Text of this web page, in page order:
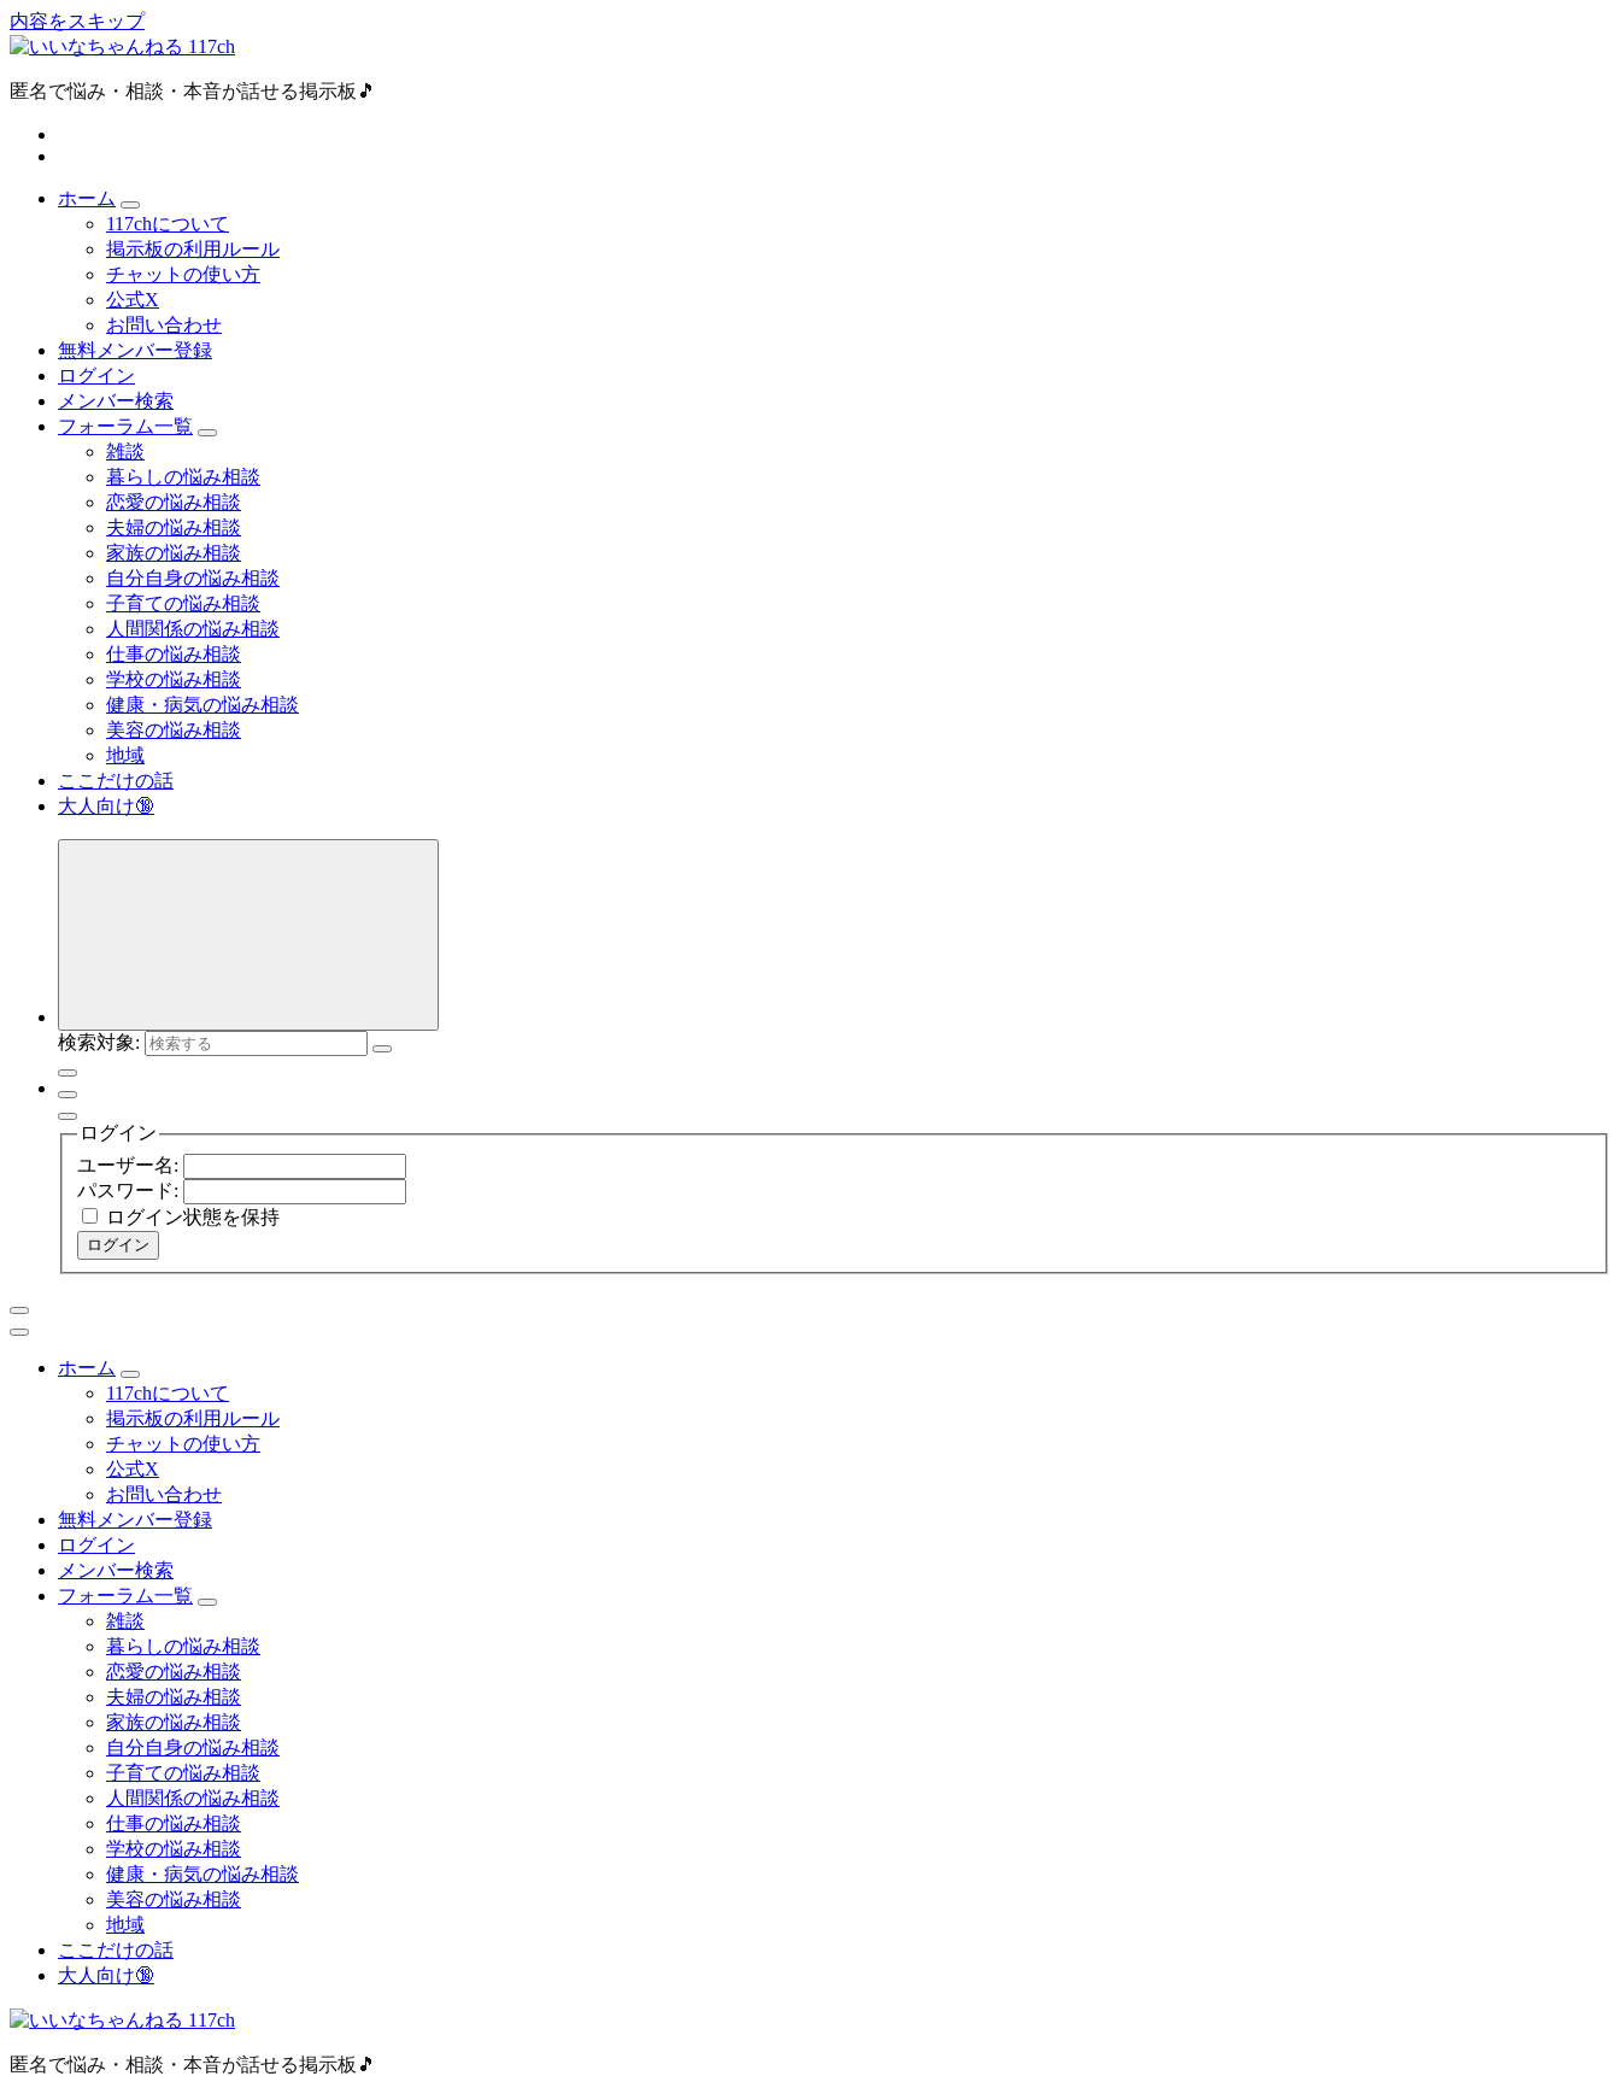
内容をスキップ
匿名で悩み・相談・本音が話せる掲示板🎵
ホーム
117chについて
掲示板の利用ルール
チャットの使い方
公式X
お問い合わせ
無料メンバー登録
ログイン
メンバー検索
フォーラム一覧
雑談
暮らしの悩み相談
恋愛の悩み相談
夫婦の悩み相談
家族の悩み相談
自分自身の悩み相談
子育ての悩み相談
人間関係の悩み相談
仕事の悩み相談
学校の悩み相談
健康・病気の悩み相談
美容の悩み相談
地域
ここだけの話
大人向け🔞
検索対象:
ログイン
ユーザー名:
パスワード:
ログイン状態を保持
ログイン
ホーム
117chについて
掲示板の利用ルール
チャットの使い方
公式X
お問い合わせ
無料メンバー登録
ログイン
メンバー検索
フォーラム一覧
雑談
暮らしの悩み相談
恋愛の悩み相談
夫婦の悩み相談
家族の悩み相談
自分自身の悩み相談
子育ての悩み相談
人間関係の悩み相談
仕事の悩み相談
学校の悩み相談
健康・病気の悩み相談
美容の悩み相談
地域
ここだけの話
大人向け🔞
匿名で悩み・相談・本音が話せる掲示板🎵